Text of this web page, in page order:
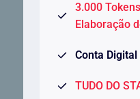
3.000
Elaboração
Conta Digital
TUDO DO